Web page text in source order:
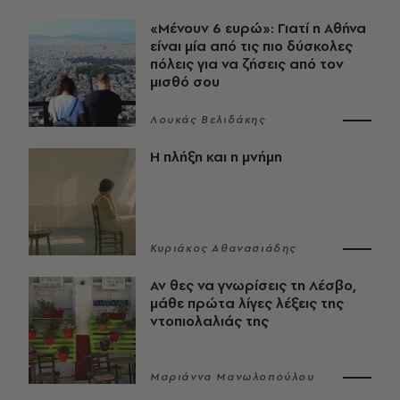
«Μένουν 6 ευρώ»: Γιατί η Αθήνα
είναι μία από τις πιο δύσκολες
πόλεις για να ζήσεις από τον
μισθό σου
Λουκάς Βελιδάκης
Η πλήξη και η μνήμη
Κυριάκος Αθανασιάδης
Αν θες να γνωρίσεις τη Λέσβο,
μάθε πρώτα λίγες λέξεις της
ντοπιολαλιάς της
Μαριάννα Μανωλοπούλου